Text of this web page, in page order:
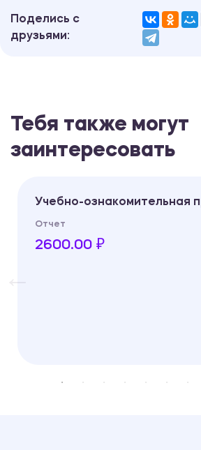
Поделись с
друзьями:
Тебя также могут
заинтересовать
Учебно-ознакомительная
Отчет
2600.00 ₽